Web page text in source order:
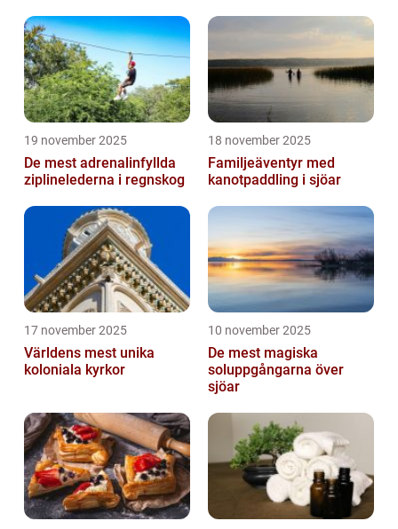
19 november 2025
De mest adrenalinfyllda
ziplinelederna i regnskog
18 november 2025
Familjeäventyr med
kanotpaddling i sjöar
17 november 2025
Världens mest unika
koloniala kyrkor
10 november 2025
De mest magiska
soluppgångarna över
sjöar